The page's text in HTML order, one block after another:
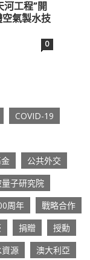
河工程”開
氣製水技
0
COVID-19
公共外交
子研究院
周年
戰略合作
捐贈
授勳
源
澳大利亞